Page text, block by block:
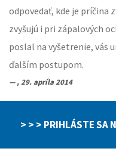
odpovedať, kde je príčina
zvyšujú i pri zápalových
poslal na vyšetrenie, vás
ďalším postupom.
, 29. apríla 2014
> > > PRIHLÁSTE SA